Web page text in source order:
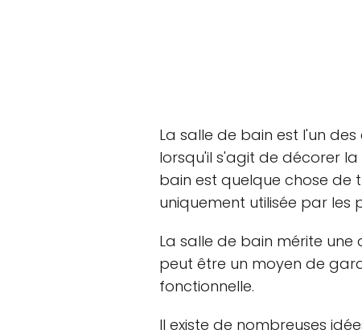
La salle de bain est l'un
lorsqu'il s'agit de décorer
bain est quelque chose de
uniquement utilisée par les
La salle de bain mérite
peut être un moyen de
fonctionnelle.
Il existe de nombreuses